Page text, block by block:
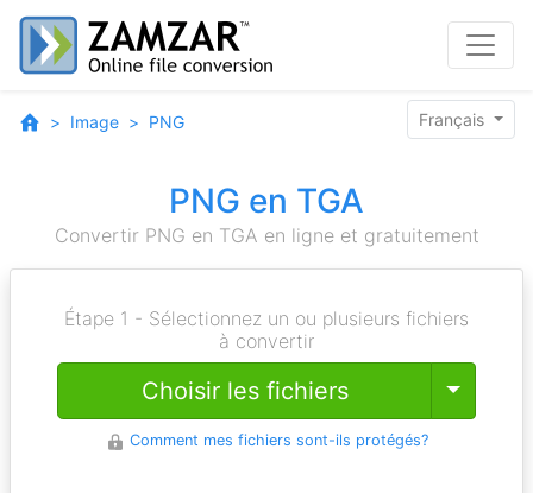
Image PNG Français
PNG en TGA
Convertir PNG en TGA en ligne et gratuitement
Étape 1 - Sélectionnez un ou plusieurs fichiers
à convertir
Choisir les fichiers Toggle
Comment mes fichiers sont-ils protégés?